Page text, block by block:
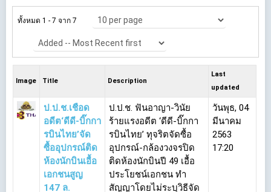
ทั้งหมด 1 - 7 จาก 7
Image Title Description
Last
updated
ป.ป.ช.เชือด
อดีต‘ดีดี-บิ๊กกา
รบินไทย’จัด
ซื้ออุปกรณ์ติด
ห้องนักบินเอื้อ
เอกชนสูญ
147 ล.
ป.ป.ช. ฟันอาญา-วินัย
ร้ายแรงอดีต ‘ดีดี-บิ๊กกา
รบินไทย’ ทุจริตจัดซื้อ
อุปกรณ์-กล้องวงจรปิด
ติดห้องนักบินปี 49 เอื้อ
ประโยชน์เอกชน ทำ
สัญญาโดยไม่ระบุวิธีจัด
วันพุธ, 04
มีนาคม
2563
17:20